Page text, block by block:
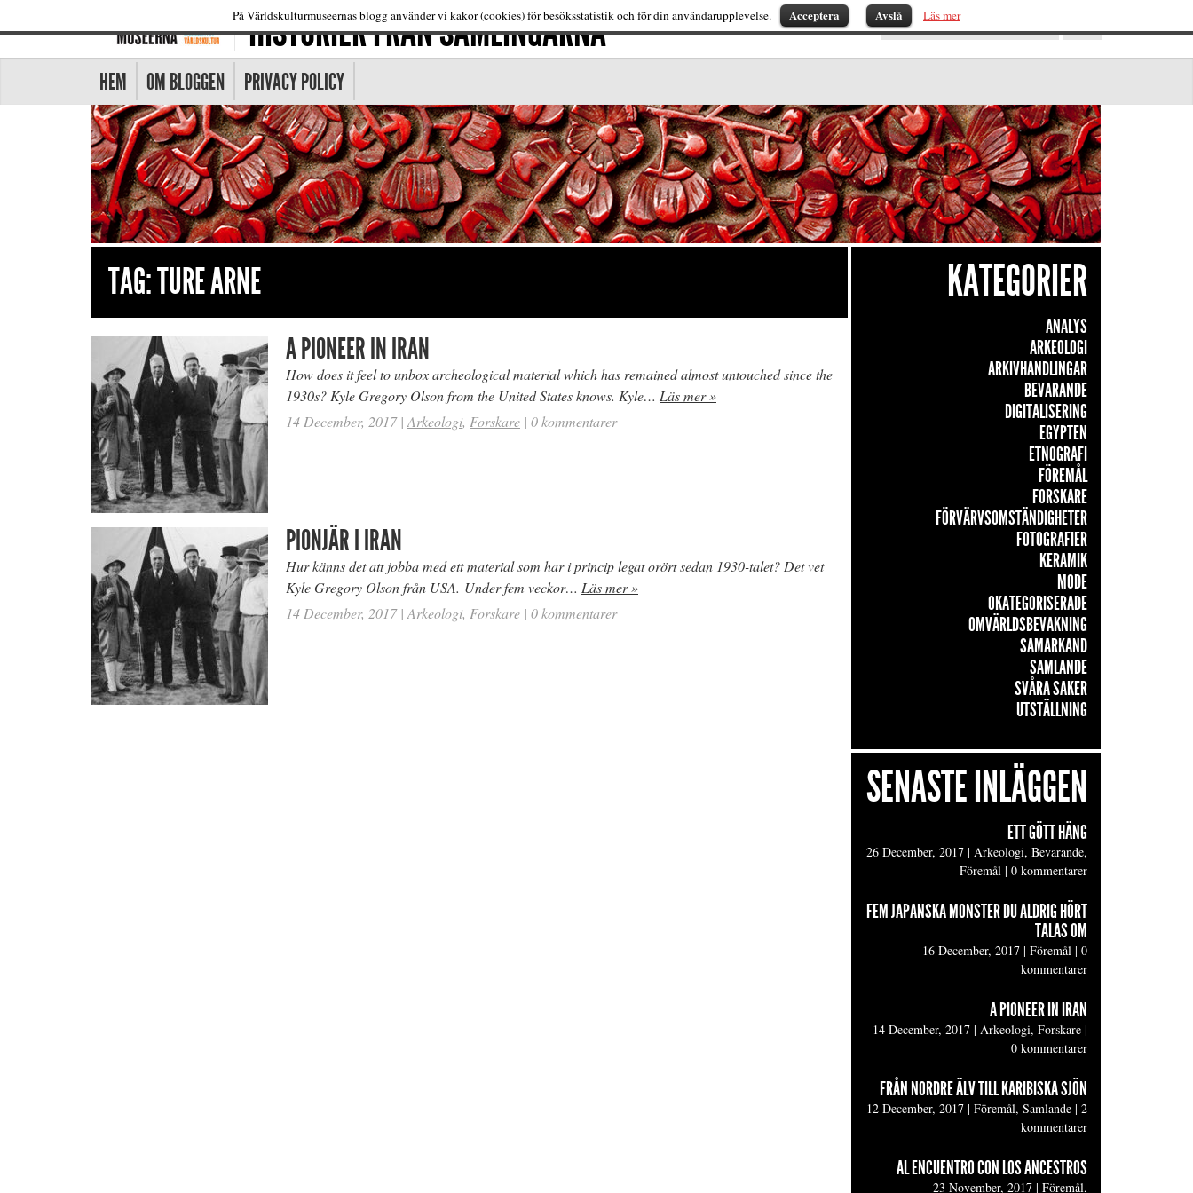
HISTORIER FRÅN SAMLINGARNA
HEM OM BLOGGEN PRIVACY POLICY
TAG:TURE ARNE
A PIONEER IN IRAN
How does it feel to unbox archeological material which has remained almost untouched since the
1930s? Kyle Gregory Olson from the United States knows. Kyle… Läs mer »
14 December, 2017 | Arkeologi, Forskare | 0 kommentarer
PIONJÄR I IRAN
Hur känns det att jobba med ett material som har i princip legat orört sedan 1930-talet? Det vet
Kyle Gregory Olson från USA. Under fem veckor… Läs mer »
14 December, 2017 | Arkeologi, Forskare | 0 kommentarer
KATEGORIER
ANALYS
ARKEOLOGI
ARKIVHANDLINGAR
BEVARANDE
DIGITALISERING
EGYPTEN
ETNOGRAFI
FÖREMÅL
FORSKARE
FÖRVÄRVSOMSTÄNDIGHETER
FOTOGRAFIER
KERAMIK
MODE
OKATEGORISERADE
OMVÄRLDSBEVAKNING
SAMARKAND
SAMLANDE
SVÅRA SAKER
UTSTÄLLNING
SENASTE INLÄGGEN
ETT GÖTT HÄNG
26 December, 2017 | Arkeologi, Bevarande,
Föremål | 0 kommentarer
FEM JAPANSKA MONSTER DU ALDRIG HÖRT
TALAS OM
16 December, 2017 | Föremål | 0
kommentarer
A PIONEER IN IRAN
14 December, 2017 | Arkeologi, Forskare |
0 kommentarer
FRÅN NORDRE ÄLV TILL KARIBISKA SJÖN
12 December, 2017 | Föremål, Samlande | 2
kommentarer
AL ENCUENTRO CON LOS ANCESTROS
23 November, 2017 | Föremål,
På Världskulturmuseernas blogg använder vi kakor (cookies) för besöksstatistik och för din användarupplevelse. Acceptera Avslå Läs mer